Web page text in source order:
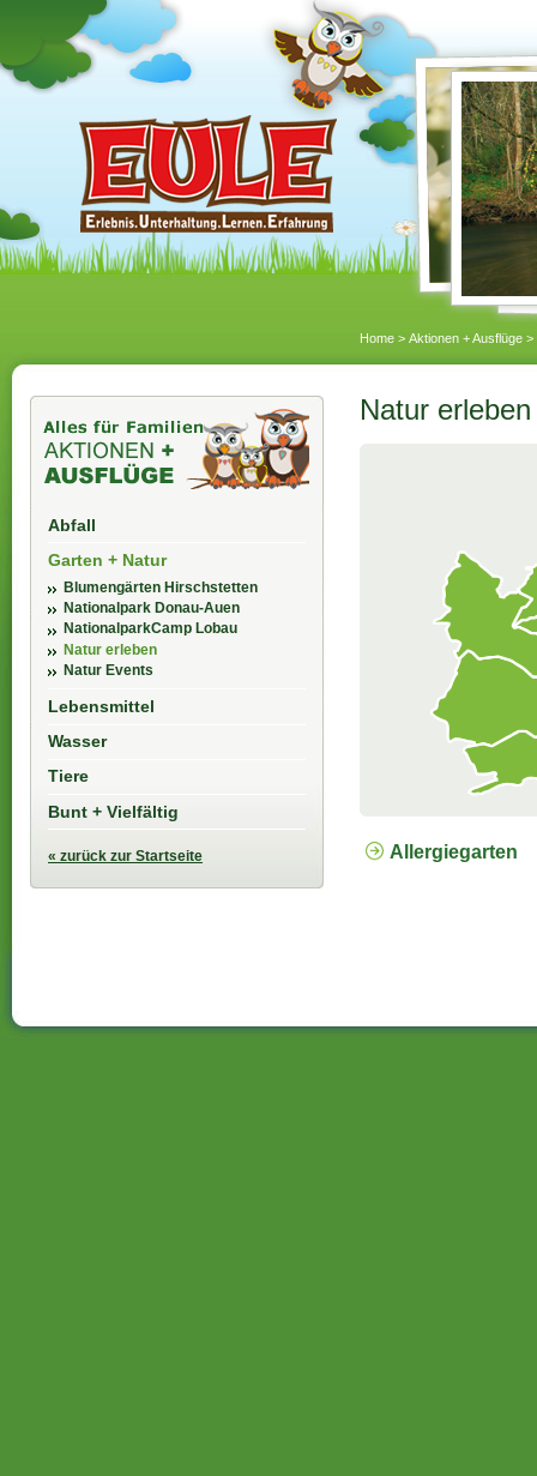
Home > Aktionen + Ausflüge >
Natur erleben
Allergiegarten
Abfall
Garten + Natur
Blumengärten Hirschstetten
Nationalpark Donau-Auen
NationalparkCamp Lobau
Natur erleben
Natur Events
Lebensmittel
Wasser
Tiere
Bunt + Vielfältig
« zurück zur Startseite